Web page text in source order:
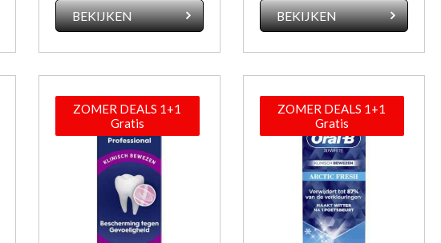
BEKIJKEN BEKIJKEN
ZOMER DEALS 1+1
Gratis
ZOMER DEALS 1+1
Gratis